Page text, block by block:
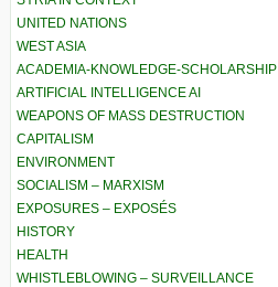
UNITED NATIONS
WEST ASIA
ACADEMIA-KNOWLEDGE-SCHOLARSHIP
ARTIFICIAL INTELLIGENCE AI
WEAPONS OF MASS DESTRUCTION
CAPITALISM
ENVIRONMENT
SOCIALISM – MARXISM
EXPOSURES – EXPOSÉS
HISTORY
HEALTH
WHISTLEBLOWING – SURVEILLANCE